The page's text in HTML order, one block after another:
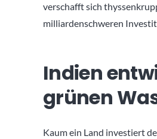
verschafft sich
milliardenschweren
Indien
grünen
Kaum ein Land investiert